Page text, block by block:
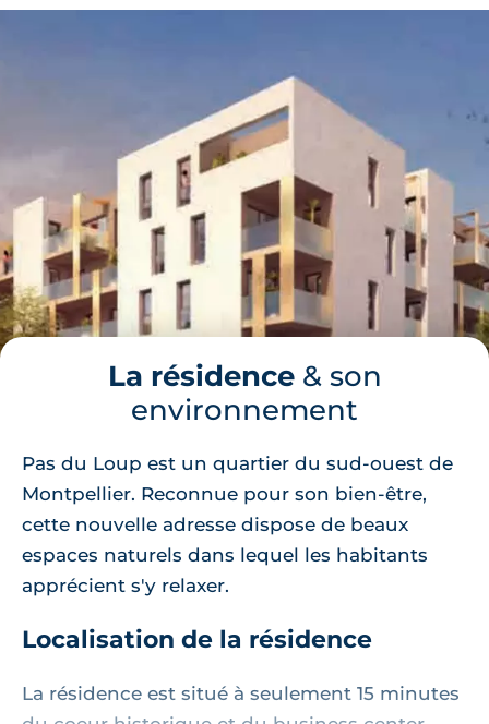
La résidence& son
environnement
Pas du Loup est un quartier du sud-ouest de
Montpellier. Reconnue pour son bien-être,
cette nouvelle adresse dispose de beaux
espaces naturels dans lequel les habitants
apprécient s'y relaxer.
Localisation de la résidence
La résidence est situé à seulement 15 minutes